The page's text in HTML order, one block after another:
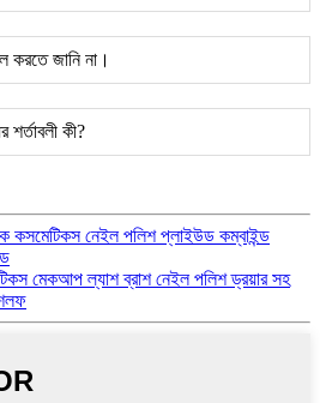
করতে জানি না।
কী?
কসমেটিকস নেইল পলিশ প্লাইউড কম্বাইন্ড
মেকআপ ল্যাশ ব্রাশ নেইল পলিশ ড্রয়ার সহ